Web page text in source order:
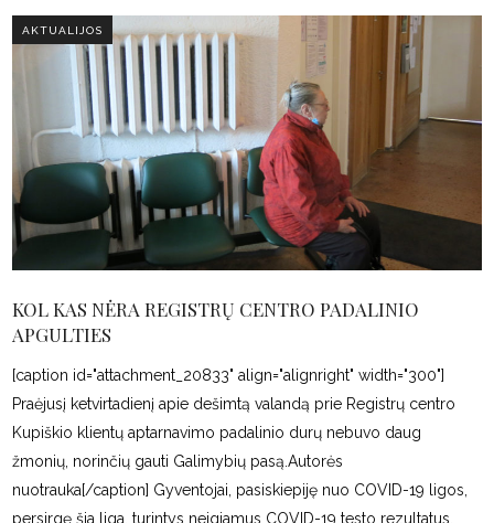
AKTUALIJOS
KOL KAS NĖRA REGISTRŲ CENTRO PADALINIO
APGULTIES
[caption id="attachment_20833" align="alignright" width="300"]
Praėjusį ketvirtadienį apie dešimtą valandą prie Registrų centro
Kupiškio klientų aptarnavimo padalinio durų nebuvo daug
žmonių, norinčių gauti Galimybių pasą.Autorės
nuotrauka[/caption] Gyventojai, pasiskiepiję nuo COVID-19 ligos,
persirgę šia liga, turintys neigiamus COVID-19 testo rezultatus,